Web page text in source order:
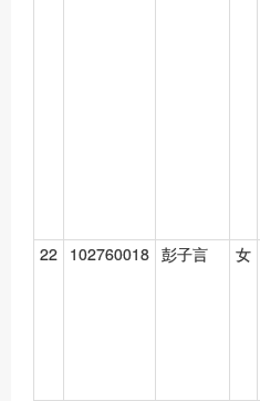
22 102760018 彭子言 女